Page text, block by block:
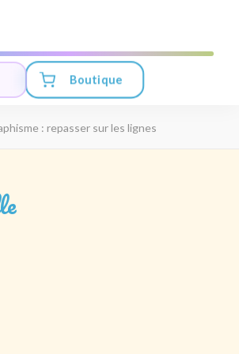
Boutique
: repasser sur les lignes